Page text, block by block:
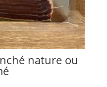
nature ou